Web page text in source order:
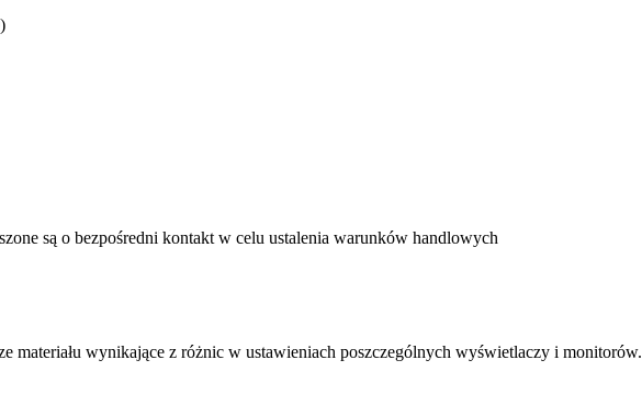
są o bezpośredni kontakt w celu ustalenia warunków handlowych
materiału wynikające z różnic w ustawieniach poszczególnych wyświetlaczy i monitorów.